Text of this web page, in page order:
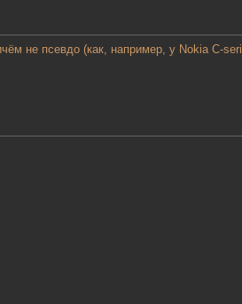
не псевдо (как, например, у Nokia C-